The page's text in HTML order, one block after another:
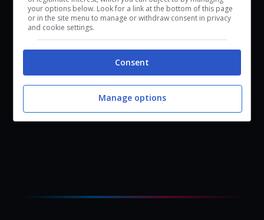
your options below. Look for a link at the bottom of this page
or in the site menu to manage or withdraw consent in privacy
and cookie settings.
Consent
Manage options